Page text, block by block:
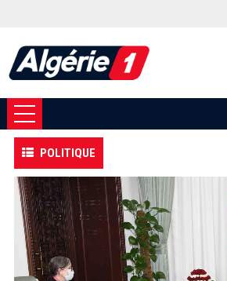
POLITIQUE